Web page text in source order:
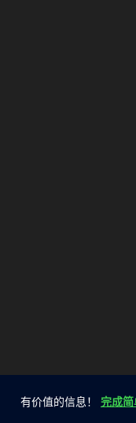
有价值的信息！ 完成